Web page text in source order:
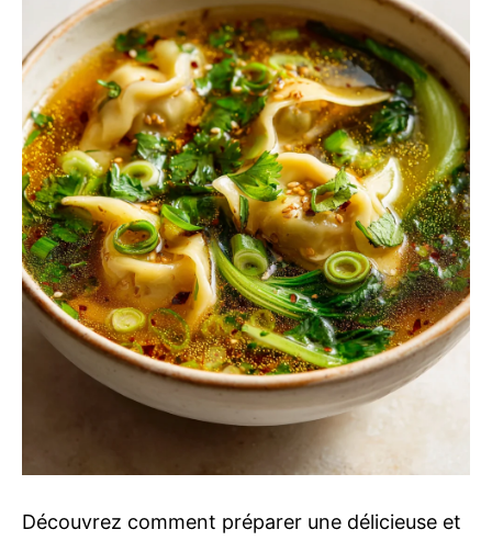
Découvrez comment préparer une délicieuse et